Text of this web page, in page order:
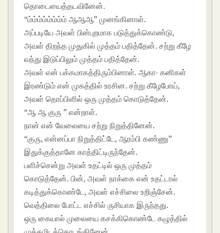
தொடையைத்தடவினேன்.
“ம்ம்ம்ம்ம்ம்ம்ம் ஆஆஆ” முனங்கினாள்.
அப்படியே அவள் பின்புறமாக படுத்துக்கொண்டு,
அவள் திறந்த முதுகில் முத்தம் பதித்தேன். சற்று கீழே
வந்து இடுப்பிலும் முத்தம் பதித்தேன்.
அவள் என் பக்கமாகத்திரும்பினாள். ஆகா- கனிகள்
இரண்டும் என் முகத்தில் உரசின. சற்று கீழேபோய்,
அவள் தொப்பிளில் ஒரு முத்தம் கொடுத்தேன்.
“ஆ ஆ குரு ” என்றாள்.
நான் என் வேலையை சற்று நிறுத்தினேன்.
“குரு, என்னப்பா நிறுத்திட்டே, ஆரம்பி கண்ணு”
இதுக்குத்தானே காத்திட்டிருந்தேன்.
பளிச்சென்று அவள் உதட்டில் ஒரு முத்தம்
கொடுத்தேன். பின், அவள் நாக்கை என் உதட்டால்
கடித்துக்கொண்டே, அவள் எச்சிலை உறிஞ்சேன்.
வெத்திலை போட்ட எச்சில் ருசியாக இருந்தது.
ஒரு கையால் முலையை கசக்கிகொண்டே கழுத்தில்